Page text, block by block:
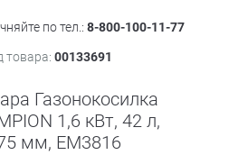
по тел.: 8-800-100-11-77
товара: 00133691
Газонокосилка
1,6 кВт, 42 л,
мм, EM3816